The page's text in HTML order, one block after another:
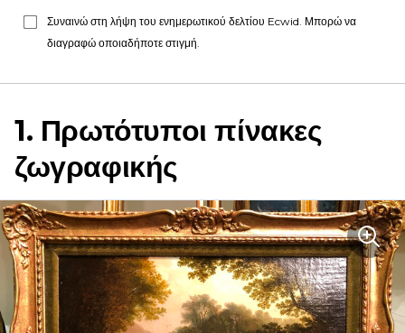
Συναινώ στη λήψη του ενημερωτικού δελτίου Ecwid. Μπορώ να
διαγραφώ οποιαδήποτε στιγμή.
1. Πρωτότυποι πίνακες
ζωγραφικής